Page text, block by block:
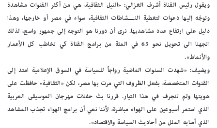
ويقول رئيس القناة أشرف الغزالي: «النيل الثقافية، هي من أكثر القنوات مشاهدة
وتوجّه إليها دعوات لتغطية النـــشاطات الثقافية، سواء في مصر أو خارجها، وهذا
دليل على ارتفاع عدد مشاهديها. نرى أن دورنا هو التوجه إلى جمهور واسع، لذلك
اتجهنا الى تحويل نحو 65 في المئة من برامج القناة كي تخاطب كل الأعمار
والأنماط».
ويضيف: «شهدت السنوات الماضية رواجاً للسياسة في السوق الإعلامية امتد إلى
القنوات المتخصصة، بفعل الظروف التي مرت بها مصر، لكن «الثقافية» حافظت على
هويتها ولم تنجرف في هذا التيار. قررنا بث حفلات مهرجان الموسيقى العربية
الذي استمر أسبوعين على الهواء مباشرة، لأننا نعي أن برامج الهواء تجذب المشاهد
الذي أصابه الملل من أحاديث السياسة والاقتصاد».